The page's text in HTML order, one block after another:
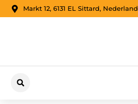
Markt 12, 6131 EL Sittard, Nederland